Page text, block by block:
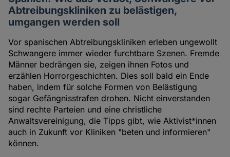
Abtreibungskliniken zu belästigen,
umgangen werden soll
Vor spanischen Abtreibungskliniken erleben ungewollt
Schwangere immer wieder furchtbare Szenen. Fremde
Männer bedrängen sie, zeigen ihnen Fotos und
erzählen Horrorgeschichten. Dies soll bald ein Ende
haben, indem für solche Formen von Belästigung
sogar Gefängnisstrafen drohen. Nicht einverstanden
sind rechte Parteien und eine christliche
Anwaltsvereinigung, die Tipps gibt, wie Aktivist*innen
auch in Zukunft vor Kliniken "beten und informieren"
können.